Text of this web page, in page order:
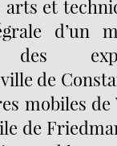
arts et
d’un
des
de
mobiles
de